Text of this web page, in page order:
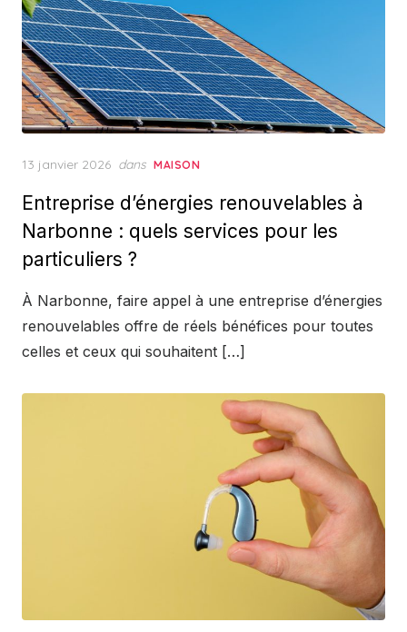
Posted
13 janvier 2026 dans MAISON
Entreprise d’énergies renouvelables à
Narbonne : quels services pour les
particuliers ?
À Narbonne, faire appel à une entreprise d’énergies
renouvelables offre de réels bénéfices pour toutes
celles et ceux qui souhaitent […]